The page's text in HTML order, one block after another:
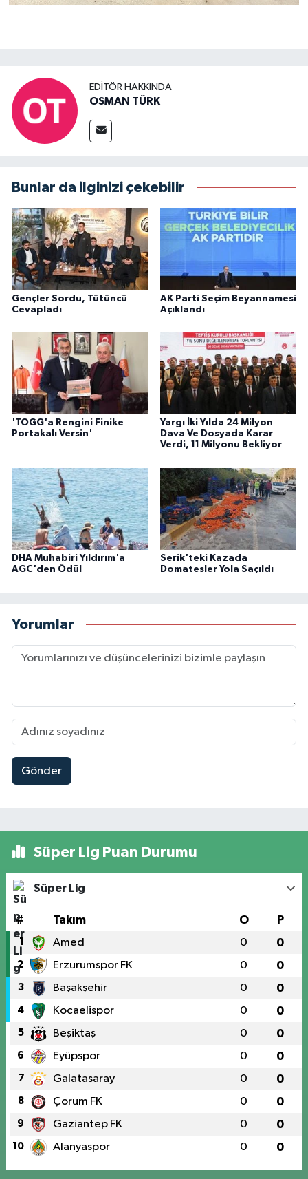
EDITÖR HAKKINDA
OSMAN TÜRK
Bunlar da ilginizi çekebilir
Gençler Sordu, Tütüncü
Cevapladı
AK Parti Seçim Beyannamesi
Açıklandı
'TOGG'a Rengini Finike
Portakalı Versin'
Yargı İki Yılda 24 Milyon
Dava Ve Dosyada Karar
Verdi, 11 Milyonu Bekliyor
DHA Muhabiri Yıldırım'a
AGC'den Ödül
Serik'teki Kazada
Domatesler Yola Saçıldı
Yorumlar
Gönder
Süper Lig Puan Durumu
Süper Lig
# Takım O P
1 Amed 0 0
2 Erzurumspor FK 0 0
3 Başakşehir 0 0
4 Kocaelispor 0 0
5 Beşiktaş 0 0
6 Eyüpspor 0 0
7 Galatasaray 0 0
8 Çorum FK 0 0
9 Gaziantep FK 0 0
10 Alanyaspor 0 0